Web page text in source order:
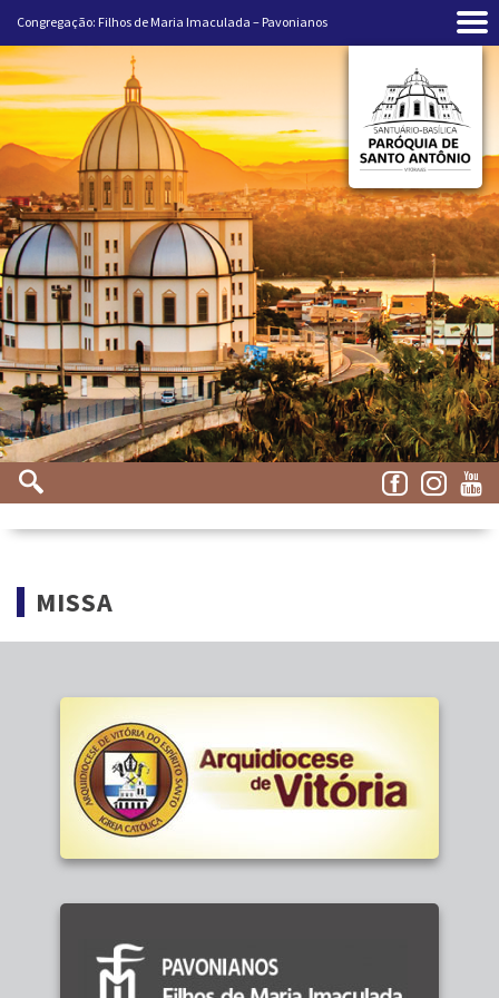
Congregação: Filhos de Maria Imaculada – Pavonianos
MISSA